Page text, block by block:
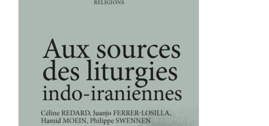
Panier WooCommerce